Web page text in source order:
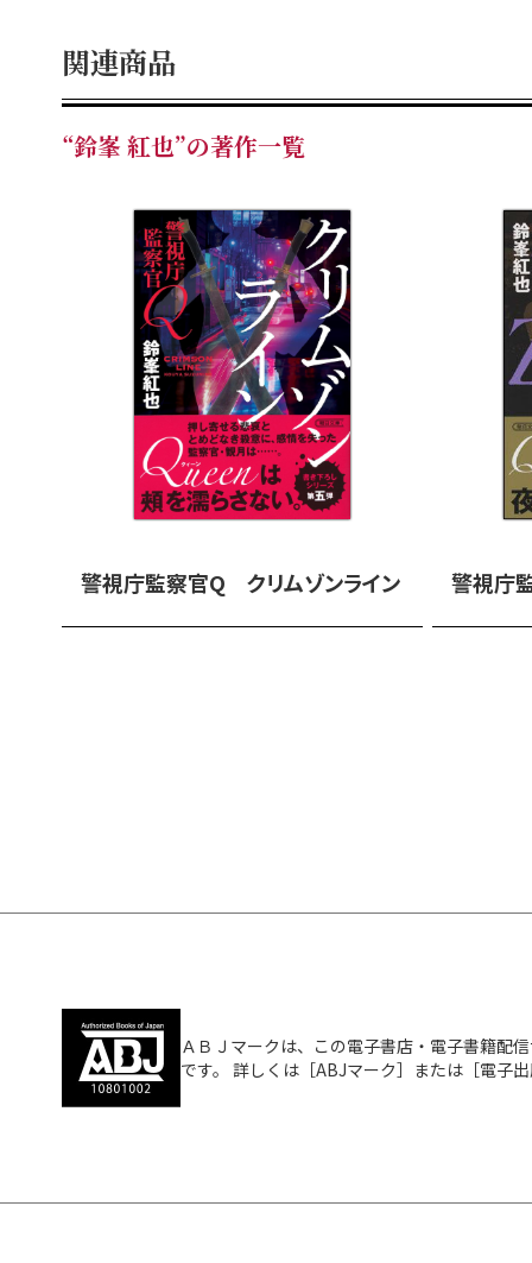
関連商品
“鈴峯 紅也”の著作一覧
警視庁監察官Q クリムゾンライン 警視庁
ＡＢＪマークは、この電子書店・電子書籍配
です。 詳しくは［ABJマーク］または［電子